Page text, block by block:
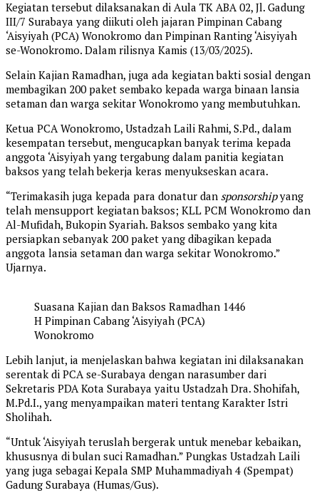
Kegiatan tersebut dilaksanakan di Aula TK ABA 02, Jl. Gadung
III/7 Surabaya yang diikuti oleh jajaran Pimpinan Cabang
‘Aisyiyah (PCA) Wonokromo dan Pimpinan Ranting ‘Aisyiyah
se-Wonokromo. Dalam rilisnya Kamis (13/03/2025).
Selain Kajian Ramadhan, juga ada kegiatan bakti sosial dengan
membagikan 200 paket sembako kepada warga binaan lansia
setaman dan warga sekitar Wonokromo yang membutuhkan.
Ketua PCA Wonokromo, Ustadzah Laili Rahmi, S.Pd., dalam
kesempatan tersebut, mengucapkan banyak terima kepada
anggota ‘Aisyiyah yang tergabung dalam panitia kegiatan
baksos yang telah bekerja keras menyukseskan acara.
“Terimakasih juga kepada para donatur dan sponsorshipyang
telah mensupport kegiatan baksos; KLL PCM Wonokromo dan
Al-Mufidah, Bukopin Syariah. Baksos sembako yang kita
persiapkan sebanyak 200 paket yang dibagikan kepada
anggota lansia setaman dan warga sekitar Wonokromo.”
Ujarnya.
Suasana Kajian dan Baksos Ramadhan 1446
H Pimpinan Cabang ‘Aisyiyah (PCA)
Wonokromo
Lebih lanjut, ia menjelaskan bahwa kegiatan ini dilaksanakan
serentak di PCA se-Surabaya dengan narasumber dari
Sekretaris PDA Kota Surabaya yaitu Ustadzah Dra. Shohifah,
M.Pd.I., yang menyampaikan materi tentang Karakter Istri
Sholihah.
“Untuk ‘Aisyiyah teruslah bergerak untuk menebar kebaikan,
khususnya di bulan suci Ramadhan.” Pungkas Ustadzah Laili
yang juga sebagai Kepala SMP Muhammadiyah 4 (Spempat)
Gadung Surabaya (Humas/Gus).